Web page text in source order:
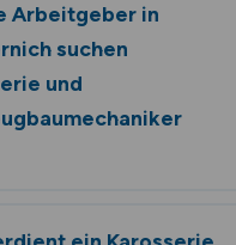
Arbeitgeber in
suchen
und